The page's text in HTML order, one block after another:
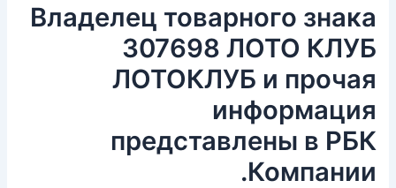
Владелец товарного знака
307698 ЛОТО КЛУБ
ЛОТОКЛУБ и прочая
информация
представлены в РБК
Компании.